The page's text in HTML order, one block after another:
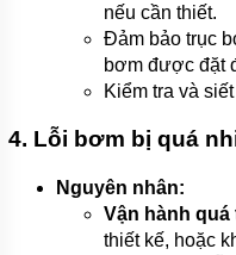
nếu cần thiết.
Đảm bảo trục
bơm được đặt
Kiểm tra và
4. Lỗi bơm bị quá
Nguyên nhân:
Vận hành quá
thiết kế, hoặc